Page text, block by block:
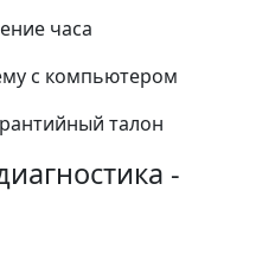
часа
с компьютером
талон
-